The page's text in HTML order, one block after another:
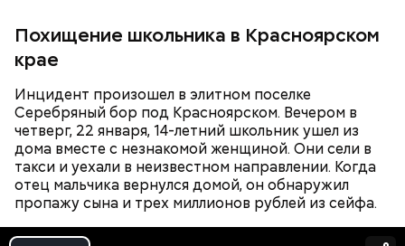
Похищение школьника в Красноярском
крае
Инцидент произошел в элитном поселке
Серебряный бор под Красноярском. Вечером в
четверг, 22 января, 14-летний школьник ушел из
дома вместе с незнакомой женщиной. Они сели в
такси и уехали в неизвестном направлении. Когда
отец мальчика вернулся домой, он обнаружил
пропажу сына и трех миллионов рублей из сейфа.
Миссюра постоянно путался в показаниях.
Например, сначала он обвинял в отравлении друга
«недоброжелателей», потом признал вину, а еще
через некоторое время назвал смерть приятеля
случайностью. В январе 2026 года он извинился